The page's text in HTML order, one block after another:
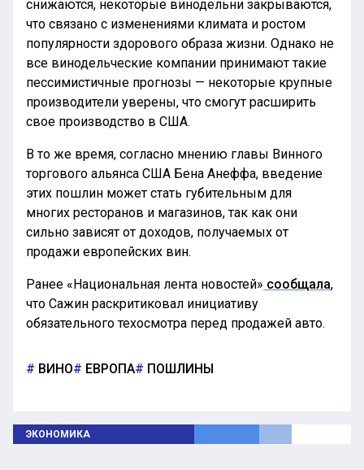
снижаются, некоторые винодельни закрываются,
что связано с изменениями климата и ростом
популярности здорового образа жизни. Однако не
все винодельческие компании принимают такие
пессимистичные прогнозы — некоторые крупные
производители уверены, что смогут расширить
свое производство в США.
В то же время, согласно мнению главы Винного
торгового альянса США Бена Анеффа, введение
этих пошлин может стать губительным для
многих ресторанов и магазинов, так как они
сильно зависят от доходов, получаемых от
продажи европейских вин.
Ранее «Национальная лента новостей» сообщала,
что Сажин раскритиковал инициативу
обязательного техосмотра перед продажей авто.
ВИНО ЕВРОПА ПОШЛИНЫ
ЭКОНОМИКА